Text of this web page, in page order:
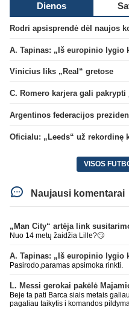
Dienos
Rodri apsisprendė dėl naujos
Vinicius liks „Real“ gretose
C. Romero karjera gali pakrypti
VISOS
Naujausi komentarai
Nuo 14 metų žaidžia Lille?🙄
Pasirodo,paramas apsimoka rinkti.
Beje ta pati Barca siais metais
pagaliau taikytis i komandos